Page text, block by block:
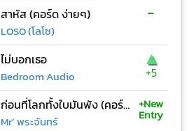
สาหัส (คอร์ด ง่ายๆ)
LOSO (โลโซ)
-
ไม่บอกเธอ
Bedroom Audio
▲
+5
ก่อนที่โลกทั้งใบมันพัง (คอร์ด ง่ายๆ)
Mr’ พระจันทร์
+New
Entry